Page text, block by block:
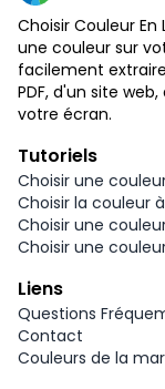
Choisir Couleur
une couleur sur
facilement
PDF, d'un site
votre écran.
Tutoriels
Choisir une
Choisir la couleur
Choisir une
Choisir une
Liens
Questions
Contact
Couleurs de la